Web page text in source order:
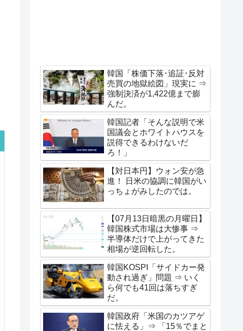
韓国「株価下落･追証･反対
売買の地獄絵図」現実に ⇒
強制決済が1,422億まで膨
んだ。
韓国記者「そんな説明で米
国議会とホワイトハウスを
説得できるわけないだ
ろ！」
【対日本円】ウォン安が急
進！ 日米の協調に韓国がい
っちょがみしたのでは。
【07月13日暗黒の月曜日】
韓国株式市場は大惨事 ⇒
半導体だけで上がってきた
相場が逆回転した。
韓国KOSPI「サイドカー発
動され過ぎ」問題 ⇒ いく
ら何でも41回は落ちすぎ
だ。
韓国政府「米国のカツアゲ
に怯える」⇒ 「15％でまと